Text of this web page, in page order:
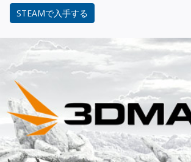
STEAMで入手する